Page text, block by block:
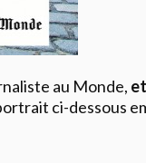
au Monde, et
ci-dessous